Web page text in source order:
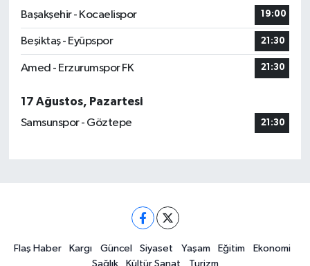
Başakşehir - Kocaelispor
19:00
Beşiktaş - Eyüpspor 21:30
Amed - Erzurumspor FK 21:30
17 Ağustos, Pazartesi
Samsunspor - Göztepe
21:30
Flaş Haber Kargı Güncel Siyaset Yaşam Eğitim
Ekonomi
Sağlık
Kültür Sanat
Turizm